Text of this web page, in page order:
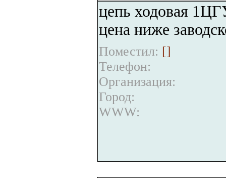
цепь ходовая
цена ниже
Поместил: []
Телефон:
Организация:
Город:
WWW: